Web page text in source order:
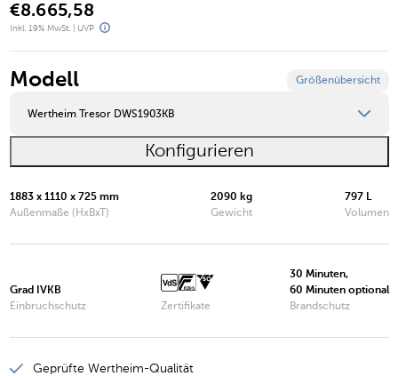
€8.665,58
Inkl. 19% MwSt. | UVP
Modell Größenübersicht
Wertheim Tresor DWS1903KB
Wertheim Tresor DWS0850KB
Wertheim Tresor DWS1600KB
Wertheim Tresor DWS1903KB
Konfigurieren
1883 x 1110 x 725 mm
Außenmaße (HxBxT)
2090 kg
Gewicht
797 L
Volumen
Grad IVKB
Einbruchschutz
Zertifikate
30 Minuten,
60 Minuten optional
Brandschutz
Geprüfte Wertheim-Qualität